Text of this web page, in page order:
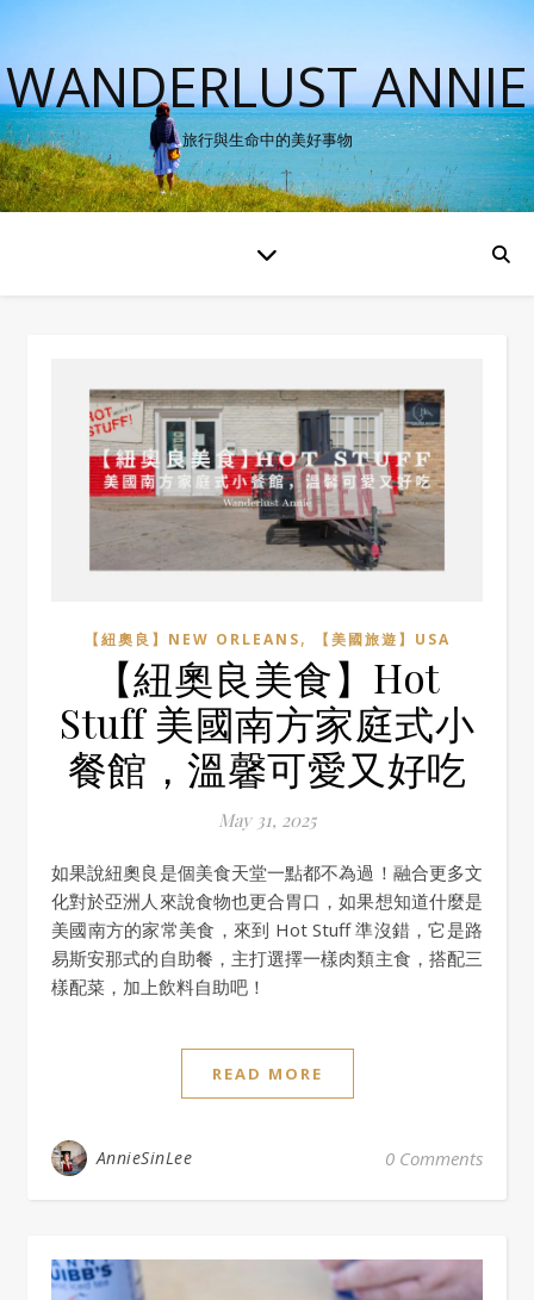
WANDERLUST ANNIE
旅行與生命中的美好事物
【紐奧良】NEW ORLEANS, 【美國旅遊】USA
【紐奧良美食】Hot
Stuff 美國南方家庭式小
餐館，溫馨可愛又好吃
May 31, 2025
如果說紐奧良是個美食天堂一點都不為過！融合更多文
化對於亞洲人來說食物也更合胃口，如果想知道什麼是
美國南方的家常美食，來到 Hot Stuff 準沒錯，它是路
易斯安那式的自助餐，主打選擇一樣肉類主食，搭配三
樣配菜，加上飲料自助吧！
READ MORE
AnnieSinLee 0 Comments